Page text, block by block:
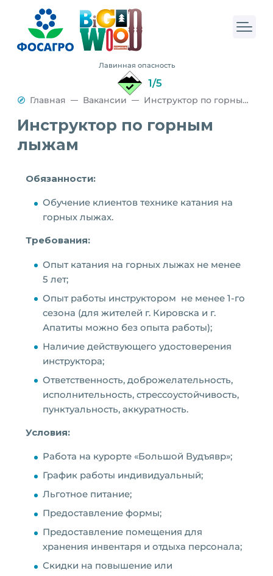
Лавинная опасность
1/5
Инструктор по горным
лыжам
Главная Вакансии Инструктор по горным лыжам
Обязанности:
Обучение клиентов технике катания на
горных лыжах.
Требования:
Опыт катания на горных лыжах не менее
5 лет;
Опыт работы инструктором не менее 1-го
сезона (для жителей г. Кировска и г.
Апатиты можно без опыта работы);
Наличие действующего удостоверения
инструктора;
Ответственность, доброжелательность,
исполнительность, стрессоустойчивость,
пунктуальность, аккуратность.
Условия:
Работа на курорте «Большой Вудъявр»;
График работы индивидуальный;
Льготное питание;
Предоставление формы;
Предоставление помещения для
хранения инвентаря и отдыха персонала;
Скидки на повышение или